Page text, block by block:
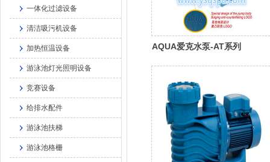
一体化过滤设备
清洁吸污机设备
加热恒温设备
游泳池灯光照明设备
竞赛设备
给排水配件
游泳池扶梯
游泳池格栅
AQUA爱克水泵-AT系列